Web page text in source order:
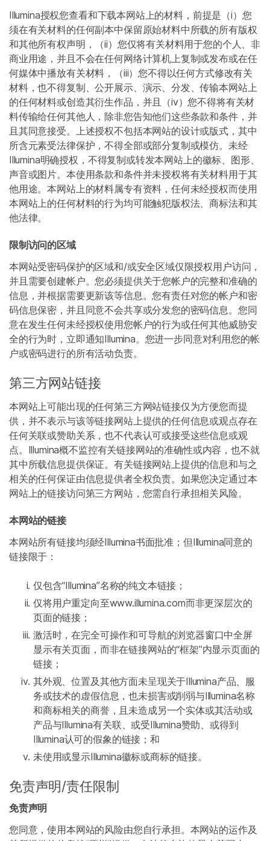
Illumina授权您查看和下载本网站上的材料，前提是（i）您
须在有关材料的任何副本中保留原始材料中所载的所有版权
和其他所有权声明，（ii）您仅将有关材料用于您的个人、非
商业用途，并且不会在任何网络计算机上复制或发布或在任
何媒体中播放有关材料，（iii）您不得以任何方式修改有关
材料，也不得复制、公开展示、演示、分发、传输本网站上
的任何材料或创造其衍生作品，并且（iv）您不得将有关材
料传输给任何其他人，除非您告知他们这些条款和条件，并
且其同意接受。上述授权不包括本网站的设计或版式，其中
所含元素受法律保护，不得全部或部分复制或模仿。未经
Illumina明确授权，不得复制或转发本网站上的徽标、图形、
声音或图片。本使用条款和条件并未授权将有关材料用于其
他用途。本网站上的材料属专有资料，任何未经授权而使用
本网站上的任何材料的行为均可能触犯版权法、商标法和其
他法律。
限制访问的区域
本网站受密码保护的区域和/或安全区域仅限授权用户访问，
并且需要创建帐户。您必须提供关于您帐户的完整和准确的
信息，并根据需要更新该等信息。您有责任对您的帐户和密
码信息保密，并且同意不会共享或分发您的密码信息。您同
意在发生任何未经授权使用您帐户的行为或任何其他威胁安
全的行为时，立即通知Illumina。您进一步同意对利用您的帐
户或密码进行的所有活动负责。
第三方网站链接
本网站上可能出现的任何第三方网站链接仅为方便您而提
供，并不表示与该等链接网站上提供的任何信息或观点存在
任何关联或赞助关系，也不代表认可或接受这些信息或观
点。Illumina概不监控有关链接网站的准确性或内容，也不就
其中所载信息提供保证。有关链接网站上提供的信息和与之
相关的任何保证由信息提供者全权负责。如果您决定通过本
网站上的链接访问第三方网站，您需自行承担相关风险。
本网站的链接
本网站所有链接均须经Illumina书面批准；但Illumina同意的
链接限于：
仅包含“Illumina”名称的纯文本链接；
仅将用户重定向至www.illumina.com而非更深层次的
页面的链接；
激活时，在完全可操作和可导航的浏览器窗口中全屏
显示有关页面，而非在链接网站的“框架”内显示页面的
链接；
其外观、位置及其他方面未呈现关于Illumina产品、服
务或技术的虚假信息，也未损害或削弱与Illumina名称
和商标相关的商誉，且未造成另一个实体或其活动或
产品与Illumina有关联、或受Illumina赞助、或得到
Illumina认可的假象的链接；和
未使用或显示Illumina徽标或商标的链接。
免责声明/责任限制
免责声明
您同意，使用本网站的风险由您自行承担。本网站的运作及